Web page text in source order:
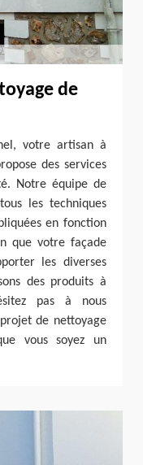
de
votre artisan à
des services
Notre équipe de
les techniques
en fonction
que votre façade
les diverses
des produits à
pas à nous
de nettoyage
vous soyez un